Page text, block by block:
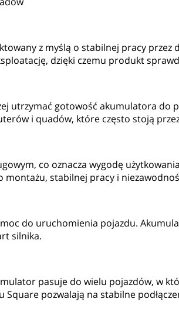
z myślą o stabilnej pracy
dzięki czemu produkt
utrzymać gotowość akumulatora do
i quadów, które często stoją przez
co oznacza wygodę
stabilnej pracy i
do uruchomienia pojazdu.
silnika.
pasuje do wielu pojazdów, w
Square pozwalają na stabilne